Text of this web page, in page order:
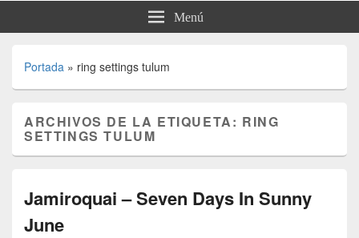
Menú
Portada » ring settings tulum
ARCHIVOS DE LA ETIQUETA: RING
SETTINGS TULUM
Jamiroquai – Seven Days In Sunny
June